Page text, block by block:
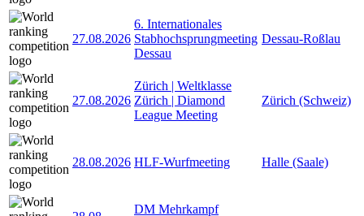
27.08.2026
6. Internationales
Stabhochsprungmeeting
Dessau
Dessau-Roßlau
27.08.2026
Zürich | Weltklasse
Zürich | Diamond
League Meeting
Zürich (Schweiz)
28.08.2026 HLF-Wurfmeeting Halle (Saale)
DM Mehrkampf